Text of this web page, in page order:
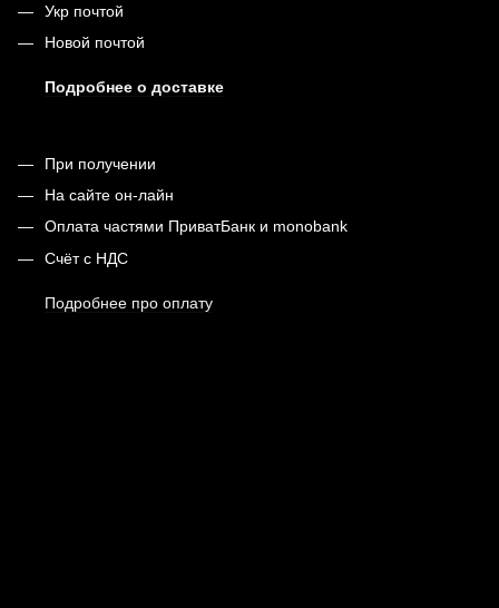
Укр почтой
Новой почтой
Подробнее о доставке
При получении
На сайте он-лайн
Оплата частями ПриватБанк и monobank
Счёт с НДС
Подробнее про оплату